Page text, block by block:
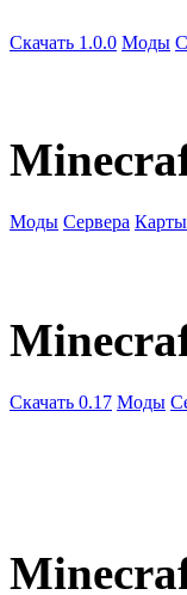
Скачать 1.0.0 Моды
Моды Сервера Карты
Скачать 0.17 Моды